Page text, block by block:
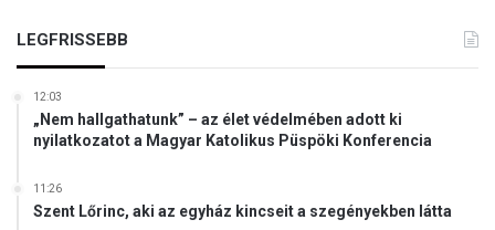
nLEGFRISSEBB
12:03
„Nem hallgathatunk” – az élet védelmében adott ki
nyilatkozatot a Magyar Katolikus Püspöki Konferencia
11:26
Szent Lőrinc, aki az egyház kincseit a szegényekben látta